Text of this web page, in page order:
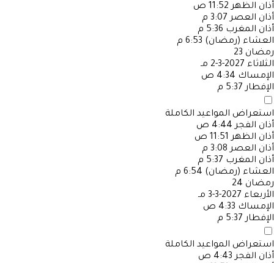
أذان الظهر 11:52 ص
أذان العصر 3:07 م
أذان المغرب 5:36 م
العشاء (رمضان) 6:53 م
رمضان 23
الثلاثاء 2027-3-2 مـ
الإمساك 4:34 ص
الإفطار 5:37 م
استعراض المواعيد الكاملة
أذان الفجر 4:44 ص
أذان الظهر 11:51 ص
أذان العصر 3:08 م
أذان المغرب 5:37 م
العشاء (رمضان) 6:54 م
رمضان 24
الأربعاء 2027-3-3 مـ
الإمساك 4:33 ص
الإفطار 5:37 م
استعراض المواعيد الكاملة
أذان الفجر 4:43 ص